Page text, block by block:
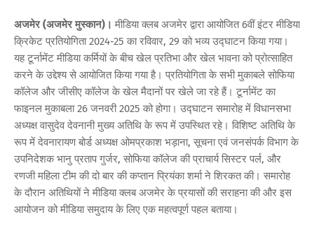
अजमेर (अजमेर मुस्कान)। मीडिया क्लब अजमेर द्वारा आयोजित 6वीं इंटर मीडिया
क्रिकेट प्रतियोगिता 2024-25 का रविवार, 29 को भव्य उद्घाटन किया गया।
यह टूर्नामेंट मीडिया कर्मियों के बीच खेल प्रतिभा और खेल भावना को प्रोत्साहित
करने के उद्देश्य से आयोजित किया गया है। प्रतियोगिता के सभी मुकाबले सोफिया
कॉलेज और जीसीए कॉलेज के खेल मैदानों पर खेले जा रहे हैं। टूर्नामेंट का
फाइनल मुकाबला 26 जनवरी 2025 को होगा। उद्घाटन समारोह में विधानसभा
अध्यक्ष वासुदेव देवनानी मुख्य अतिथि के रूप में उपस्थित रहे। विशिष्ट अतिथि के
रूप में देवनारायण बोर्ड अध्यक्ष ओमप्रकाश भड़ाना, सूचना एवं जनसंपर्क विभाग के
उपनिदेशक भानु प्रताप गुर्जर, सोफिया कॉलेज की प्राचार्य सिस्टर पर्ल, और
रणजी महिला टीम की दो बार की कप्तान प्रियंका शर्मा ने शिरकत की। समारोह
के दौरान अतिथियों ने मीडिया क्लब अजमेर के प्रयासों की सराहना की और इस
आयोजन को मीडिया समुदाय के लिए एक महत्वपूर्ण पहल बताया।